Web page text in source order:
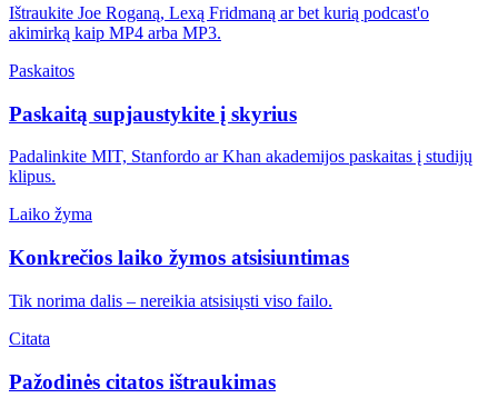
Ištraukite Joe Roganą, Lexą Fridmaną ar bet kurią podcast'o
akimirką kaip MP4 arba MP3.
Paskaitos
Paskaitą supjaustykite į skyrius
Padalinkite MIT, Stanfordo ar Khan akademijos paskaitas į studijų
klipus.
Laiko žyma
Konkrečios laiko žymos atsisiuntimas
Tik norima dalis – nereikia atsisiųsti viso failo.
Citata
Pažodinės citatos ištraukimas